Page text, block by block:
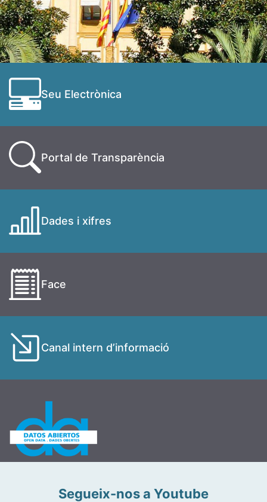
Seu Electrònica
Portal de Transparència
Dades i xifres
Face
Canal intern d’informació
Segueix-nos a Youtube